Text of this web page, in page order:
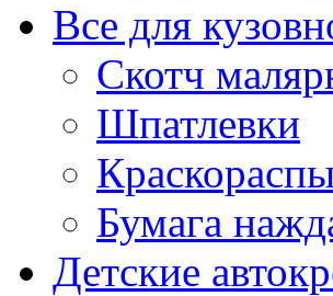
Все для
Скотч
Шпатлевки
Бумага
Детские